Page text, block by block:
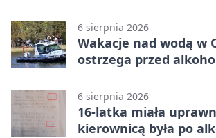
6 sierpnia 2026
Wakacje nad wodą w
ostrzega przed
6 sierpnia 2026
16-latka miała
kierownicą była po